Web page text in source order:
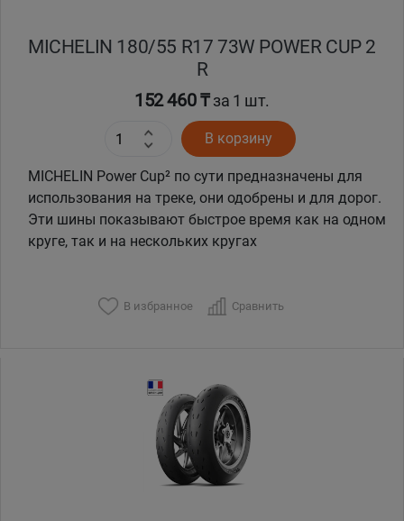
MICHELIN 180/55 R17 73W POWER CUP 2
R
152 460 ₸за 1 шт.
В корзину
MICHELIN Power Cup² по сути предназначены для
использования на треке, они одобрены и для дорог.
Эти шины показывают быстрое время как на одном
круге, так и на нескольких кругах
В избранное Сравнить